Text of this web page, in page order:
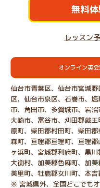
無料
レッスン
オンライン英
仙台市青葉区、仙台市宮城
区、仙台市泉区、石巻市、
市、角田市、多賀城市、岩沼
大崎市、富谷市、刈田郡蔵
原町、柴田郡村田町、柴田
森町、亘理郡亘理町、亘理
ヶ浜町、宮城郡利府町、黒
大衡村、加美郡色麻町、加
美里町、牡鹿郡女川町、本
※ 宮城県外、全国どこでも